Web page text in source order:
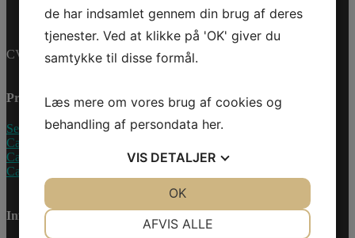
CVR-nummer: 27233678
Produkter
Sea-Doo Vandscooter
Can-Am ATV
Can-Am UTV
Can-Am Roadster
Information
de har indsamlet gennem din brug af deres
tjenester. Ved at klikke på 'OK' giver du
samtykke til disse formål.
Læs mere om vores brug af cookies og
behandling af persondata her.
VIS DETALJER
AFVIS ALLE
OK